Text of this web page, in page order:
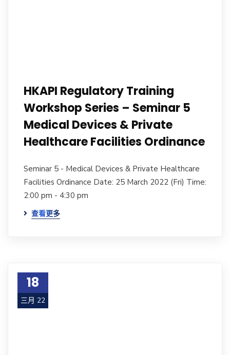
HKAPI Regulatory Training
Workshop Series – Seminar 5
Medical Devices & Private
Healthcare Facilities Ordinance
Seminar 5 - Medical Devices & Private Healthcare
Facilities Ordinance Date: 25 March 2022 (Fri) Time:
2:00 pm - 4:30 pm
查看更多
18
三月 22